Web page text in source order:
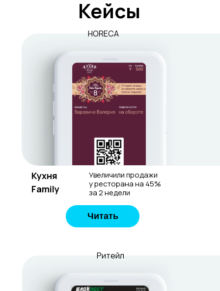
Кейсы
Кухня
Family
HORECA
Увеличили продажи
у ресторана на 45%
за 2 недели
Ритейл
Читать